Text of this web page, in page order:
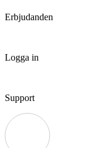
Erbjudanden
Logga in
Support